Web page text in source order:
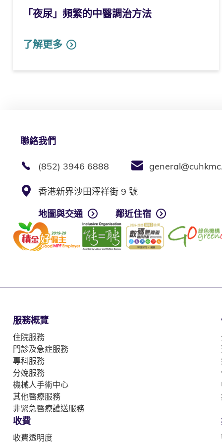
「夜尿」頻繁的中醫調治方法
了解更多
聯絡我們
(852) 3946 6888
香港新界沙田澤祥街 9 號
地圖與交通
鄰近住宿
服務概覽
住院服務
門診及急症服務
專科服務
分娩服務
機械人手術中心
其他醫療服務
非緊急醫療護送服務
收費
收費透明度